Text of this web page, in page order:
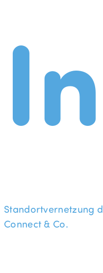
Standortvernetzung
Connect & Co.